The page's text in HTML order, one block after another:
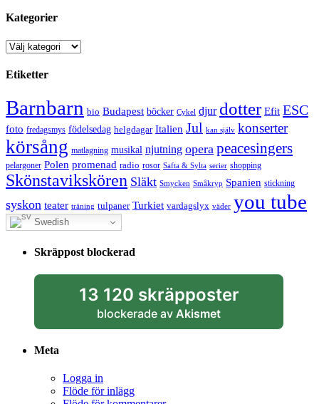
Kategorier
Kategorier
Etiketter
Barnbarn bio Budapest böcker Cykel djur dotter Efit ESC
foto fredagsmys födelsedag helgdagar Italien Jul kan själv konserter
körsång matlagning musikal njutning opera peacesingers
pelargoner Polen promenad radio rosor Safta & Sylta serier shopping
Skönstavikskören Släkt Smycken Småkryp Spanien stickning
syskon teater träning tulpaner Turkiet vardagslyx väder you tube
Swedish
Skräppost blockerad
13 120 skräpposter
blockerade av Akismet
Meta
Logga in
Flöde för inlägg